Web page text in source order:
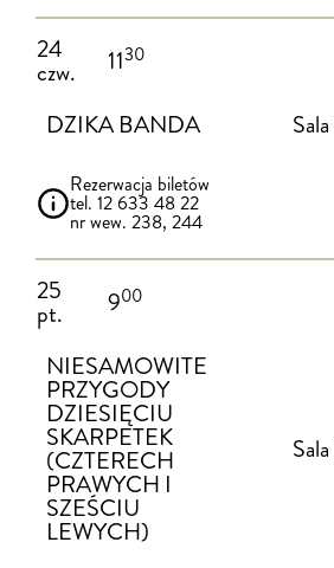
24
czw. 1130
DZIKA BANDA
Rezerwacja biletów
tel. 12 633 48 22
nr wew. 238, 244
25
pt. 900
NIESAMOWITE
PRZYGODY
DZIESIĘCIU
SKARPETEK
(CZTERECH
PRAWYCH I
SZEŚCIU
LEWYCH)